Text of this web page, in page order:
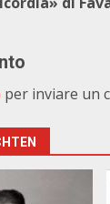
per inviare un